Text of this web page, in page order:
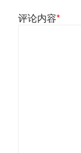
评论内容*